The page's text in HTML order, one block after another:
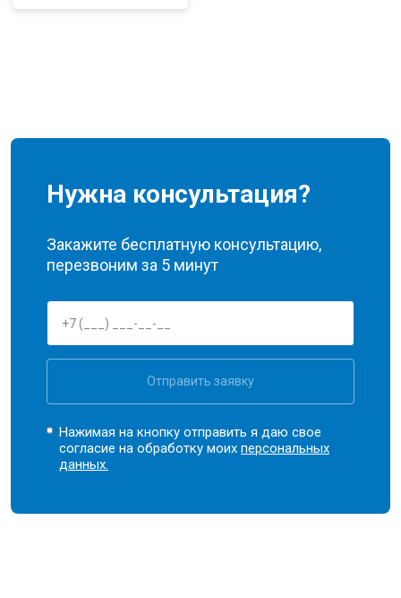
Нужна консультация?
Закажите бесплатную консультацию,
перезвоним за 5 минут
Отправить заявку
Нажимая на кнопку отправить я даю свое
согласие на обработку моихперсональных
данных.